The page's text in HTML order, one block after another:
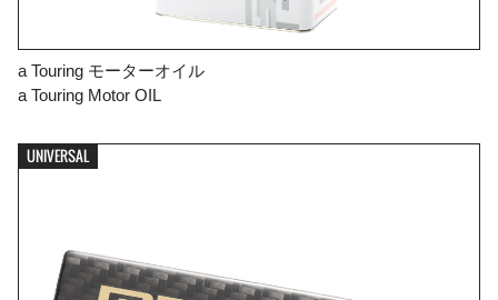
a Touring モーターオイル
a Touring Motor OIL
UNIVERSAL